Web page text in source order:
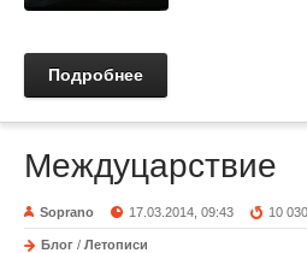
Подробнее
Междуцарствие
Soprano 17.03.2014, 09:43 10 030
Блог / Летописи